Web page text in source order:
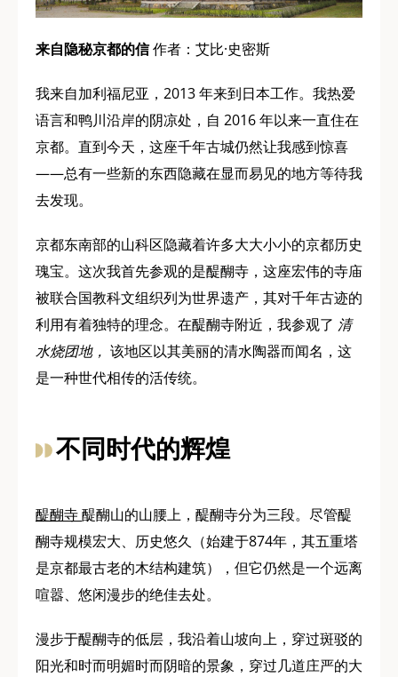
来自隐秘京都的信作者：艾比·史密斯
我来自加利福尼亚，2013 年来到日本工作。我热爱
语言和鸭川沿岸的阴凉处，自 2016 年以来一直住在
京都。直到今天，这座千年古城仍然让我感到惊喜
——总有一些新的东西隐藏在显而易见的地方等待我
去发现。
京都东南部的山科区隐藏着许多大大小小的京都历史
瑰宝。这次我首先参观的是醍醐寺，这座宏伟的寺庙
被联合国教科文组织列为世界遗产，其对千年古迹的
利用有着独特的理念。在醍醐寺附近，我参观了 清
水烧团地， 该地区以其美丽的清水陶器而闻名，这
是一种世代相传的活传统。
不同时代的辉煌
醍醐寺醍醐山的山腰上，醍醐寺分为三段。尽管醍
醐寺规模宏大、历史悠久（始建于874年，其五重塔
是京都最古老的木结构建筑），但它仍然是一个远离
喧嚣、悠闲漫步的绝佳去处。
漫步于醍醐寺的低层，我沿着山坡向上，穿过斑驳的
阳光和时而明媚时而阴暗的景象，穿过几道庄严的大